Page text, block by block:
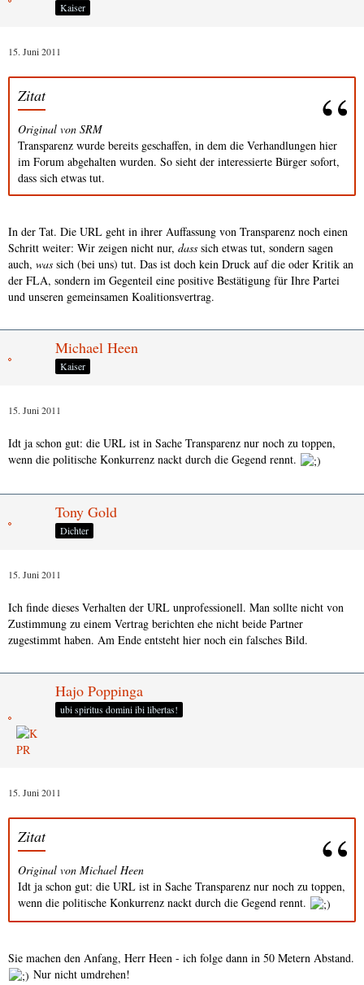
Kaiser
15. Juni 2011
Zitat
Original von SRM
Transparenz wurde bereits geschaffen, in dem die Verhandlungen hier
im Forum abgehalten wurden. So sieht der interessierte Bürger sofort,
dass sich etwas tut.
In der Tat. Die URL geht in ihrer Auffassung von Transparenz noch einen
Schritt weiter: Wir zeigen nicht nur, dass sich etwas tut, sondern sagen
auch, was sich (bei uns) tut. Das ist doch kein Druck auf die oder Kritik an
der FLA, sondern im Gegenteil eine positive Bestätigung für Ihre Partei
und unseren gemeinsamen Koalitionsvertrag.
Michael Heen
Kaiser
15. Juni 2011
Idt ja schon gut: die URL ist in Sache Transparenz nur noch zu toppen,
wenn die politische Konkurrenz nackt durch die Gegend rennt.
Tony Gold
Dichter
15. Juni 2011
Ich finde dieses Verhalten der URL unprofessionell. Man sollte nicht von
Zustimmung zu einem Vertrag berichten ehe nicht beide Partner
zugestimmt haben. Am Ende entsteht hier noch ein falsches Bild.
Hajo Poppinga
ubi spiritus domini ibi libertas!
15. Juni 2011
Zitat
Original von Michael Heen
Idt ja schon gut: die URL ist in Sache Transparenz nur noch zu toppen,
wenn die politische Konkurrenz nackt durch die Gegend rennt.
Sie machen den Anfang, Herr Heen - ich folge dann in 50 Metern Abstand.
Nur nicht umdrehen!